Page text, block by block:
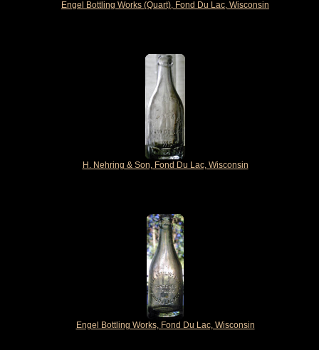
Engel Bottling Works (Quart), Fond Du Lac, Wisconsin
H. Nehring & Son, Fond Du Lac, Wisconsin
Engel Bottling Works, Fond Du Lac, Wisconsin